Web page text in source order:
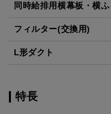
同時給排用横幕板・横
SPB51-450R BK
SPB51-450R W
フィルター(交換用)
L形ダクト
LD-15
特長